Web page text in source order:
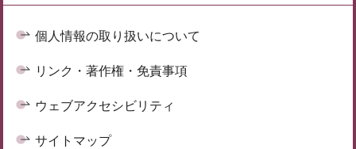
個人情報の取り扱いについて
リンク・著作権・免責事項
ウェブアクセシビリティ
サイトマップ